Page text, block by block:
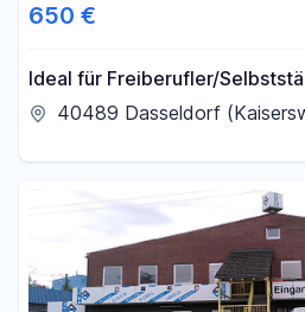
650 €
Ideal für Freiberufler/
mitten in Kaiserswerth
40489 Dasseldorf